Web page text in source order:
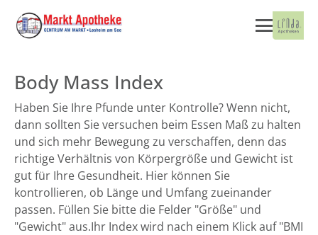
Body Mass Index
Haben Sie Ihre Pfunde unter Kontrolle? Wenn nicht,
dann sollten Sie versuchen beim Essen Maß zu halten
und sich mehr Bewegung zu verschaffen, denn das
richtige Verhältnis von Körpergröße und Gewicht ist
gut für Ihre Gesundheit. Hier können Sie
kontrollieren, ob Länge und Umfang zueinander
passen. Füllen Sie bitte die Felder "Größe" und
"Gewicht" aus.Ihr Index wird nach einem Klick auf "BMI